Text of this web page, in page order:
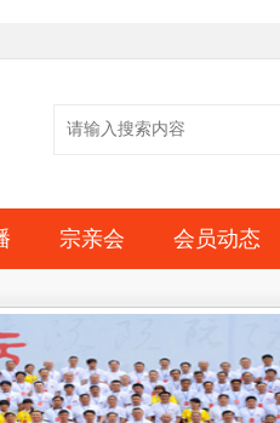
宗亲会 会员动态